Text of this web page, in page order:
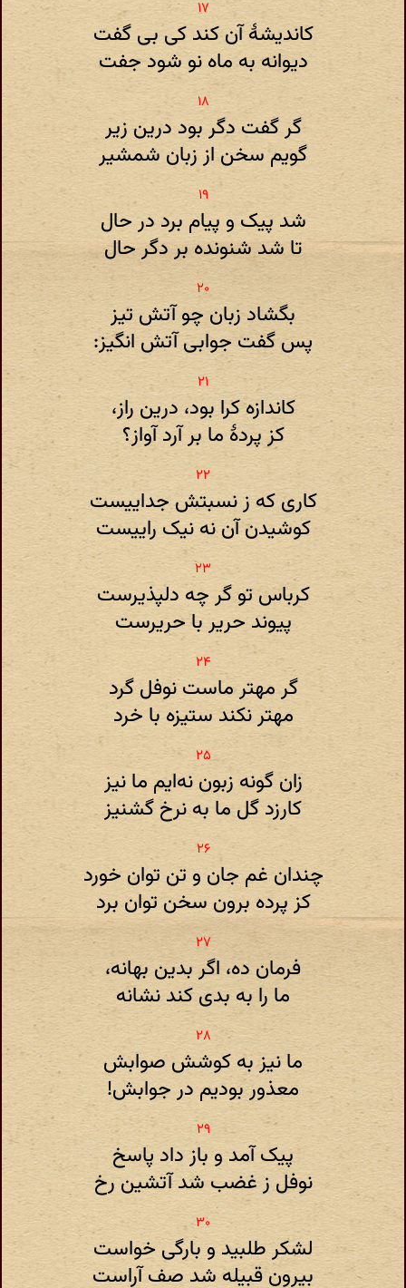
کاندیشهٔ آن کند کی بی گفت
دیوانه به ماه نو شود جفت
گر گفت دگر بود درین زیر
گویم سخن از زبان شمشیر
شد پیک و پیام برد در حال
تا شد شنونده بر دگر حال
بگشاد زبان چو آتش تیز
پس گفت جوابی آتش انگیز:
کاندازه کرا بود، درین راز،
کز پردهٔ ما بر آرد آواز؟
کاری که ز نسبتش جداییست
کوشیدن آن نه نیک راییست
کرباس تو گر چه دلپذیرست
پیوند حریر با حریرست
گر مهتر ماست نوفل گرد
مهتر نکند ستیزه با خرد
زان گونه زبون نه‌ایم ما نیز
کارزد گل ما به نرخ گشنیز
چندان غم جان و تن توان خورد
کز پرده برون سخن توان برد
فرمان ده، اگر بدین بهانه،
ما را به بدی کند نشانه
ما نیز به کوشش صوابش
معذور بودیم در جوابش!
پیک آمد و باز داد پاسخ
نوفل ز غضب شد آتشین رخ
لشکر طلبید و بارگی خواست
بیرون قبیله شد صف آراست